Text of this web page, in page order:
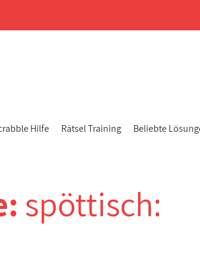
Hilfe Rätsel Training Beliebte
spöttisch: